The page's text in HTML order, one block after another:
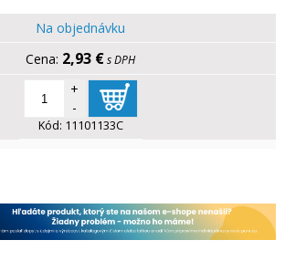
Na objednávku
2,93 €s DPH
+
-
Kód: 11101133C